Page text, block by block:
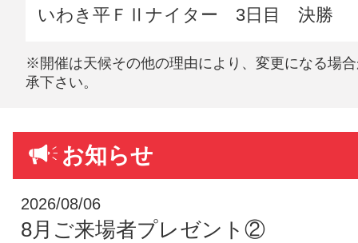
いわき平ＦⅡナイター 3日目 決勝
※開催は天候その他の理由により、変更になる場
承下さい。
お知らせ
2026/08/06
8月ご来場者プレゼント②